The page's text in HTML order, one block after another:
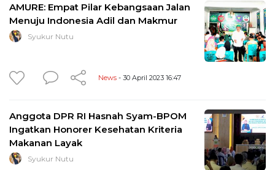
AMURE: Empat Pilar Kebangsaan Jalan
Menuju Indonesia Adil dan Makmur
Syukur Nutu
News - 30 April 2023 16:47
Anggota DPR RI Hasnah Syam-BPOM
Ingatkan Honorer Kesehatan Kriteria
Makanan Layak
Syukur Nutu